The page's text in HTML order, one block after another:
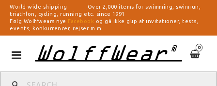
World wide shipping Over 2,000 items for swimming, swimrun,
triathlon, cycling, running etc. since 1991
Følg Wolffwears nye Facebook og gå ikke glip af invitationer, tests,
events, konkurrencer, rejser m.m.
0
Toggle
navigation